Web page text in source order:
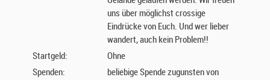
uns über möglichst crossige
Eindrücke von Euch. Und wer lieber
wandert, auch kein Problem!!
Startgeld:
Ohne
Spenden:
beliebige Spende zugunsten von